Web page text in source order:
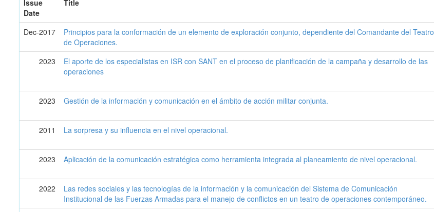
Issue
Date
Title
Dec-2017
Principios para la conformación de un elemento de exploración conjunto, dependiente del Comandante del Teatro
de Operaciones.
2023
El aporte de los especialistas en ISR con SANT en el proceso de planificación de la campaña y desarrollo de las
operaciones
2023
Gestión de la información y comunicación en el ámbito de acción militar conjunta.
2011
La sorpresa y su influencia en el nivel operacional.
2023
Aplicación de la comunicación estratégica como herramienta integrada al planeamiento de nivel operacional.
2022
Las redes sociales y las tecnologías de la información y la comunicación del Sistema de Comunicación
Institucional de las Fuerzas Armadas para el manejo de conflictos en un teatro de operaciones contemporáneo.